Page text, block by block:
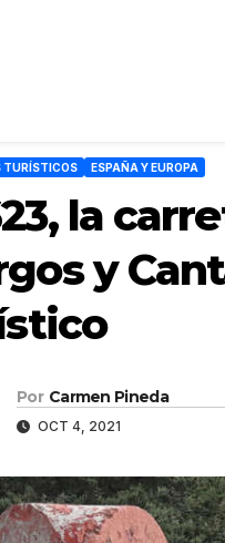
TURÍSTICOS ESPAÑA Y EUROPA
la
y
Por Carmen Pineda
OCT 4, 2021